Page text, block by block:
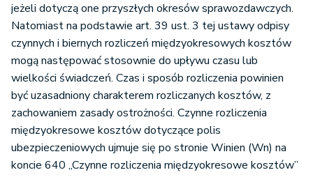
jeżeli dotyczą one przyszłych okresów sprawozdawczych.
Natomiast na podstawie art. 39 ust. 3 tej ustawy odpisy
czynnych i biernych rozliczeń międzyokresowych kosztów
mogą następować stosownie do upływu czasu lub
wielkości świadczeń. Czas i sposób rozliczenia powinien
być uzasadniony charakterem rozliczanych kosztów, z
zachowaniem zasady ostrożności. Czynne rozliczenia
międzyokresowe kosztów dotyczące polis
ubezpieczeniowych ujmuje się po stronie Winien (Wn) na
koncie 640 „Czynne rozliczenia międzyokresowe kosztów”